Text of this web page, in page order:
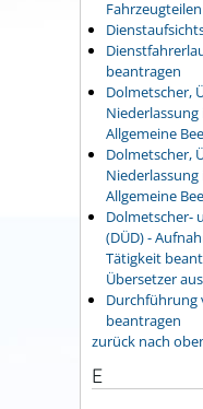
beantragen
Dolmetscher,
Allgemeine
Dolmetscher,
Allgemeine
Dolmetscher-
(DÜD) -
Tätigkeit
Übersetzer
Durchführung
beantragen
zurück nach
E